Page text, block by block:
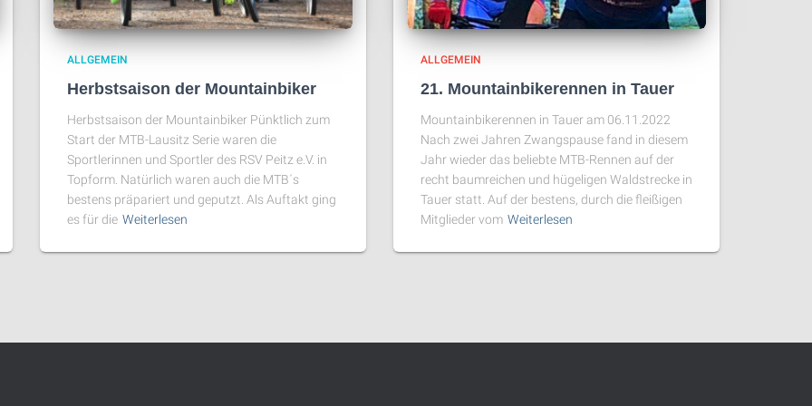
ALLGEMEIN
Herbstsaison der Mountainbiker
Herbstsaison der Mountainbiker Pünktlich zum
Start der MTB-Lausitz Serie waren die
Sportlerinnen und Sportler des RSV Peitz e.V. in
Topform. Natürlich waren auch die MTB´s
bestens präpariert und geputzt. Als Auftakt ging
es für die Weiterlesen
ALLGEMEIN
21. Mountainbikerennen in Tauer
Mountainbikerennen in Tauer am 06.11.2022
Nach zwei Jahren Zwangspause fand in diesem
Jahr wieder das beliebte MTB-Rennen auf der
recht baumreichen und hügeligen Waldstrecke in
Tauer statt. Auf der bestens, durch die fleißigen
Mitglieder vom Weiterlesen